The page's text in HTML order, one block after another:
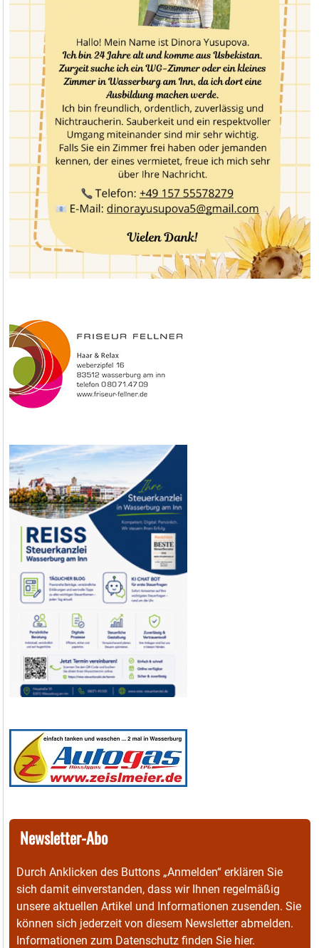
Newsletter-Abo
Durch Anklicken des Buttons „Anmelden“ erklären Sie
sich damit einverstanden, dass wir Ihnen regelmäßig
unsere aktuellen Artikel und Informationen zusenden. Sie
können sich jederzeit von diesem Newsletter abmelden.
Informationen zum Datenschutz finden Sie hier.